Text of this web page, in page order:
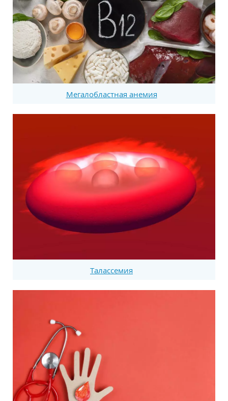
Мегалобластная анемия
Талассемия